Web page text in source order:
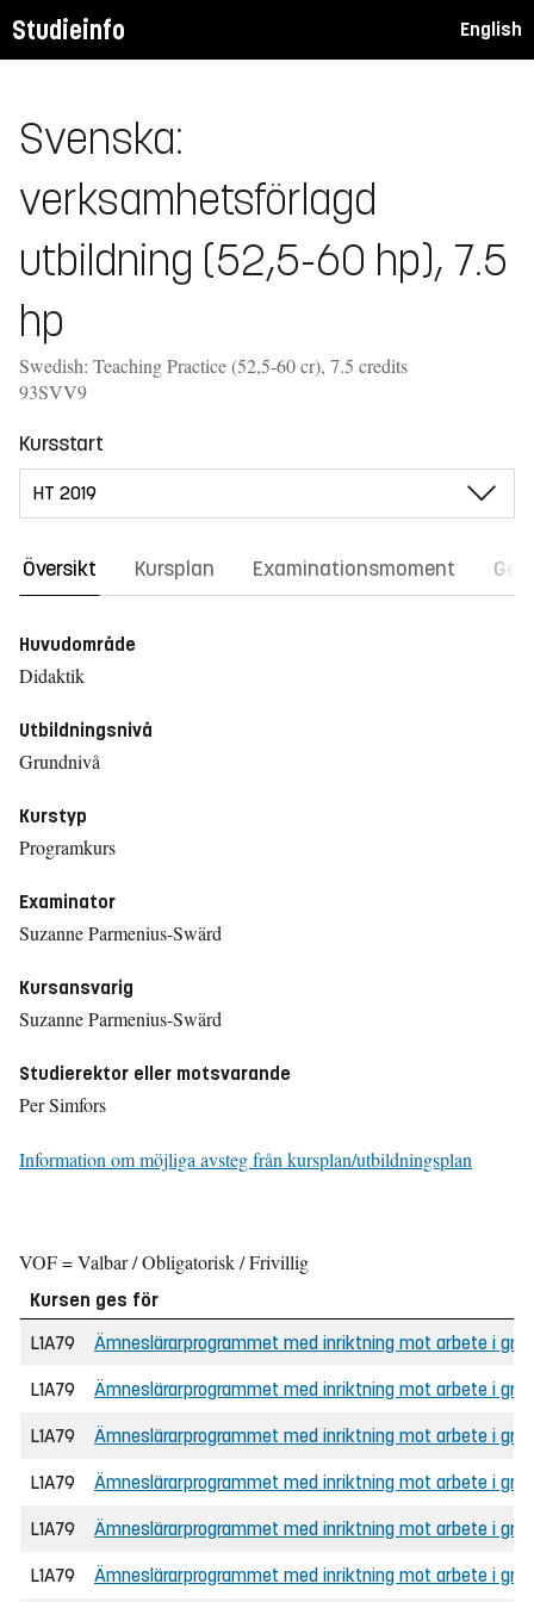
Studieinfo English
Svenska:
verksamhetsförlagd
utbildning (52,5-60 hp), 7.5
hp
Swedish: Teaching Practice (52,5-60 cr), 7.5 credits
93SVV9
Kursstart
Översikt Kursplan Examinationsmoment
Huvudområde
Didaktik
Utbildningsnivå
Grundnivå
Kurstyp
Programkurs
Examinator
Suzanne Parmenius-Swärd
Kursansvarig
Suzanne Parmenius-Swärd
Studierektor eller motsvarande
Per Simfors
Information om möjliga avsteg från kursplan/utbildningsplan
VOF = Valbar / Obligatorisk / Frivillig
Kursen ges för
L1A79
Ämneslärarprogrammet med inriktning mot arbete i
L1A79 Ämneslärarprogrammet med inriktning mot arbete i
L1A79 Ämneslärarprogrammet med inriktning mot arbete i
L1A79 Ämneslärarprogrammet med inriktning mot arbete i
L1A79 Ämneslärarprogrammet med inriktning mot arbete i
L1A79 Ämneslärarprogrammet med inriktning mot arbete i